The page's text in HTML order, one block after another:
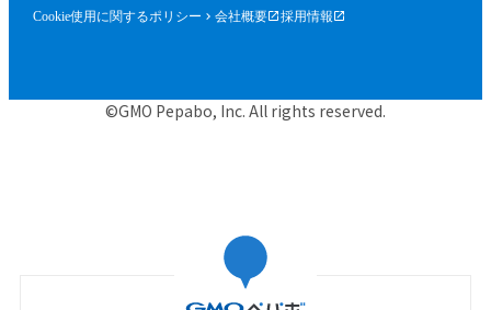
Cookie使用に関するポリシー
会社概要 採用情報
©GMO Pepabo, Inc. All rights reserved.